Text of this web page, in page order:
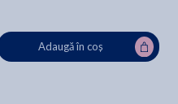
Adaugă în coș